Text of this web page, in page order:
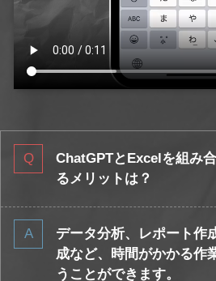
ChatGPTとExcelを組み
るメリットは？
データ分析、レポート作
成など、時間がかかる作
うことができます。